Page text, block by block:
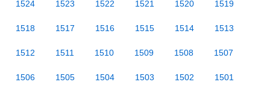
1524 1523 1522 1521 1520 1519
1518 1517 1516 1515 1514 1513
1512 1511 1510 1509 1508 1507
1506 1505 1504 1503 1502 1501